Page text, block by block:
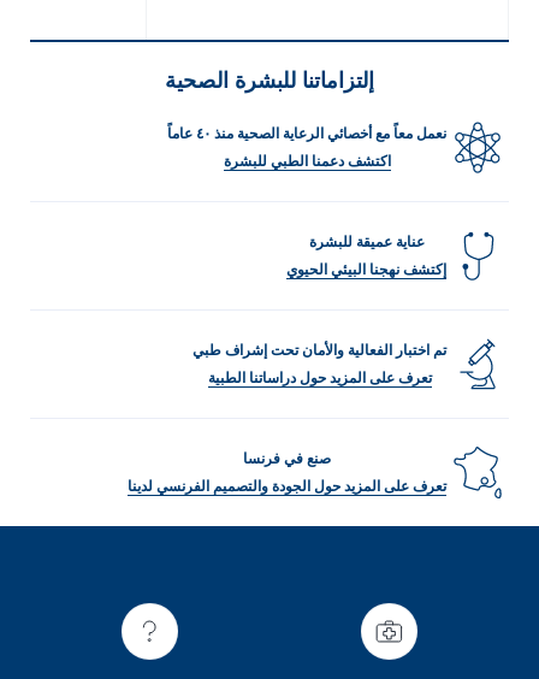
إلتزاماتنا للبشرة الصحية
نعمل معاً مع أخصائي الرعاية الصحية منذ ٤٠ عاماً
اكتشف دعمنا الطبي للبشرة
عناية عميقة للبشرة
إكتشف نهجنا البيئي الحيوي
تم اختبار الفعالية والأمان تحت إشراف طبي
تعرف على المزيد حول دراساتنا الطبية
صنع في فرنسا
تعرف على المزيد حول الجودة والتصميم الفرنسي لدينا